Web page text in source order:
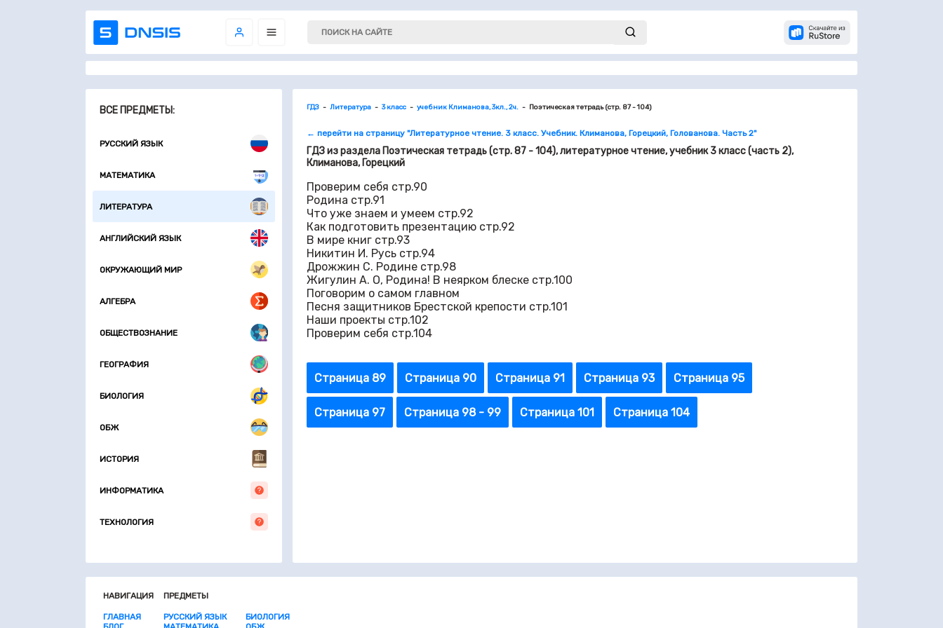
ВСЕ ПРЕДМЕТЫ:
РУССКИЙ ЯЗЫК
МАТЕМАТИКА
ЛИТЕРАТУРА
АНГЛИЙСКИЙ ЯЗЫК
ОКРУЖАЮЩИЙ МИР
АЛГЕБРА
ОБЩЕСТВОЗНАНИЕ
ГЕОГРАФИЯ
БИОЛОГИЯ
ОБЖ
ИСТОРИЯ
ИНФОРМАТИКА
ТЕХНОЛОГИЯ
ГДЗ Литература 3 класс учебник Климанова, 3кл., 2ч. Поэтическая тетрадь (стр. 87 - 104)
← перейти на страницу "Литературное чтение. 3 класс. Учебник. Климанова, Горецкий, Голованова. Часть 2"
ГДЗ из раздела Поэтическая тетрадь (стр. 87 - 104), литературное чтение, учебник 3 класс (часть 2),
Климанова, Горецкий
Проверим себя стр.90
Родина стр.91
Что уже знаем и умеем стр.92
Как подготовить презентацию стр.92
В мире книг стр.93
Никитин И. Русь стр.94
Дрожжин С. Родине стр.98
Жигулин А. О, Родина! В неярком блеске стр.100
Поговорим о самом главном
Песня защитников Брестской крепости стр.101
Наши проекты стр.102
Проверим себя стр.104
Страница 89 Страница 90 Страница 91 Страница 93 Страница 95
Страница 97 Страница 98 - 99 Страница 101 Страница 104
НАВИГАЦИЯ
ГЛАВНАЯ
ПРЕДМЕТЫ
РУССКИЙ ЯЗЫК
БИОЛОГИЯ